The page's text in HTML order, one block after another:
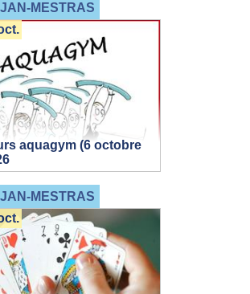
MESTRAS
aquagym (6 octobre
MESTRAS